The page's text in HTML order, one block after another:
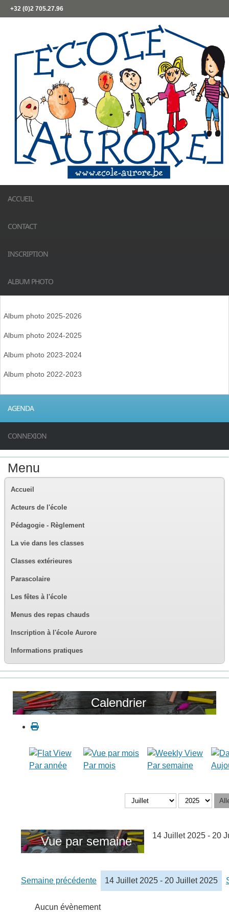
+32 (0)2 705.27.96
ACCUEIL
CONTACT
INSCRIPTION
ALBUM PHOTO
Album photo 2025-2026
Album photo 2024-2025
Album photo 2023-2024
Album photo 2022-2023
AGENDA
CONNEXION
Menu
Accueil
Acteurs de l'école
Pédagogie - Règlement
La vie dans les classes
Classes extérieures
Parascolaire
Les fêtes à l'école
Menus des repas chauds
Inscription à l'école Aurore
Informations pratiques
Calendrier
Par année Par mois Par semaine
Vue par semaine 14 Juillet 2025 - 20
Semaine précédente 14 Juillet 2025 - 20 Juillet 2025
Aucun évènement